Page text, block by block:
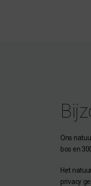
Ons
bos en
Het
privacy